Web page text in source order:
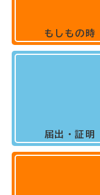
もしもの時
届出・証明